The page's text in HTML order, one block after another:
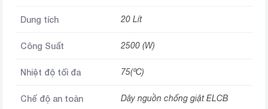
Dung tích 20 Lít
Công Suất 2500 (W)
Nhiệt độ tối đa 75(⁰C)
Chế độ an toàn Dây nguồn chống giật ELCB